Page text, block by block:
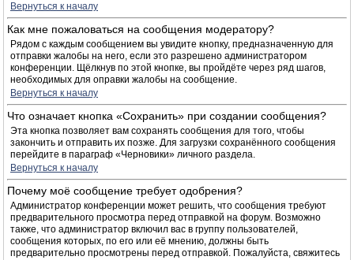
Вернуться к началу
Как мне пожаловаться на сообщения модератору?
Рядом с каждым сообщением вы увидите кнопку, предназначенную для
отправки жалобы на него, если это разрешено администратором
конференции. Щёлкнув по этой кнопке, вы пройдёте через ряд шагов,
необходимых для оправки жалобы на сообщение.
Вернуться к началу
Что означает кнопка «Сохранить» при создании сообщения?
Эта кнопка позволяет вам сохранять сообщения для того, чтобы
закончить и отправить их позже. Для загрузки сохранённого сообщения
перейдите в параграф «Черновики» личного раздела.
Вернуться к началу
Почему моё сообщение требует одобрения?
Администратор конференции может решить, что сообщения требуют
предварительного просмотра перед отправкой на форум. Возможно
также, что администратор включил вас в группу пользователей,
сообщения которых, по его или её мнению, должны быть
предварительно просмотрены перед отправкой. Пожалуйста, свяжитесь